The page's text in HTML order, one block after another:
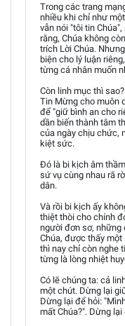
Trong các trang
nhiều khi chỉ như
vẫn nói "tôi tin
rằng, Chúa không
trích Lời Chúa.
biện cho lý luận
từng cá nhân muốn
Còn linh mục thì
Tin Mừng cho muôn
để "giữ bình an cho
dần biến thành tâm
của ngày chịu chức,
kiệt sức.
Đó là bi kịch âm
sứ vụ cùng nhau rã
dân.
Và rồi bi kịch ấy
thiệt thòi cho chính
người đơn sơ, những
Chúa, được thấy
thì nay chỉ còn nghe
từng là lòng nhiệt
Có lẽ chúng ta: cả
một chút. Dừng lại
Dừng lại để hỏi:
mất Chúa?". Dừng lại